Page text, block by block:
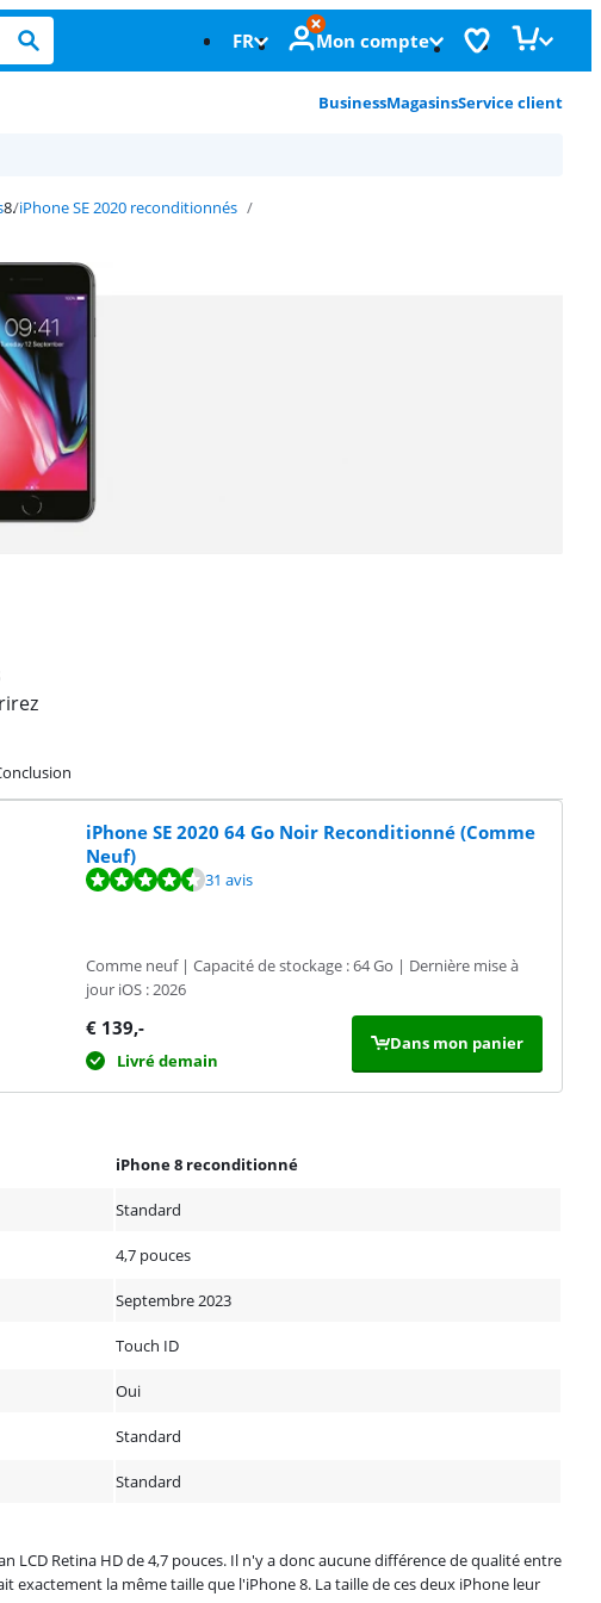
FR Mon compte
BusinessMagasinsService client
iPhone SE 2020 reconditionnés
iPhone SE 2020 64 Go Noir Reconditionné (Comme
Neuf)
31 avis
Comme neuf | Capacité de stockage : 64 Go | Dernière mise à
jour iOS : 2026
€ 139,-
Livré demain
Dans mon panier
iPhone 8 reconditionné
Standard
4,7 pouces
Septembre 2023
Touch ID
Oui
Standard
Standard
LCD Retina HD de 4,7 pouces. Il n'y a donc aucune différence de qualité entre
exactement la même taille que l'iPhone 8. La taille de ces deux iPhone leur